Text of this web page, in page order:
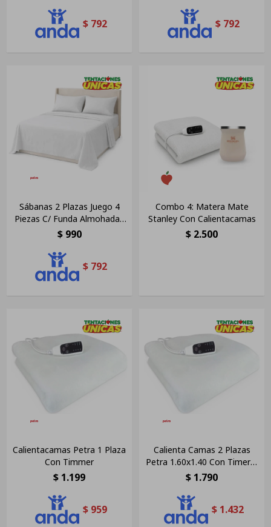
$ 792 $ 792
Sábanas 2 Plazas Juego 4
Piezas C/ Funda Almohadas
Polyester Blanco Liso
$ 990
$ 792
Combo 4: Matera Mate
Stanley Con Calientacamas
$ 2.500
Calientacamas Petra 1 Plaza
Con Timmer
$ 1.199
$ 959
Calienta Camas 2 Plazas
Petra 1.60x1.40 Con Timer 1
Control
$ 1.790
$ 1.432